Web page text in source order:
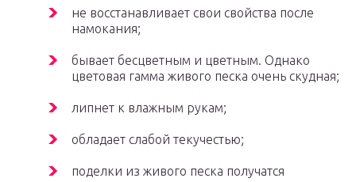
не восстанавливает свои свойства после
намокания;
бывает бесцветным и цветным. Однако
цветовая гамма живого песка очень скудная;
липнет к влажным рукам;
обладает слабой текучестью;
поделки из живого песка получатся